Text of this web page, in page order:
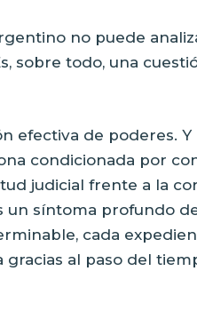
no puede
sobre todo, una
efectiva de poderes. Y
condicionada por
judicial frente a la
un síntoma profundo
cada
al paso del